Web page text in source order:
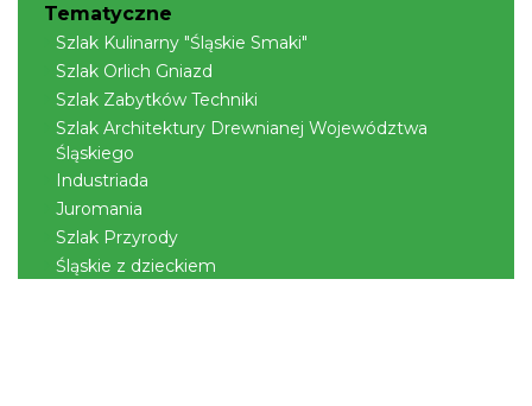
Cieszyn
0.43 km
Tematyczne
Szlak Kulinarny "Śląskie Smaki"
Szlak Orlich Gniazd
Szlak Zabytków Techniki
Szlak Architektury Drewnianej Województwa
Śląskiego
Industriada
Juromania
Szlak Przyrody
Śląskie z dzieckiem